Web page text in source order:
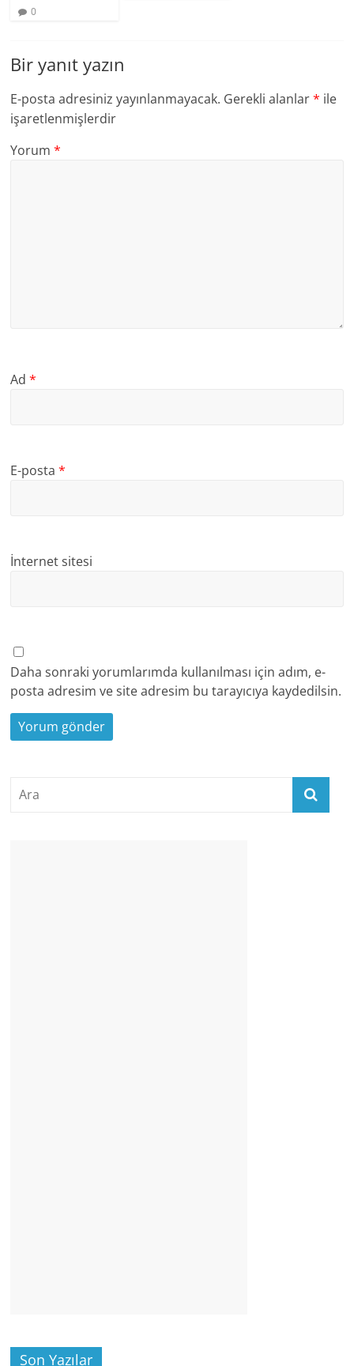
0
Bir yanıt yazın
E-posta adresiniz yayınlanmayacak. Gerekli alanlar* ile
işaretlenmişlerdir
Yorum*
Ad*
E-posta*
İnternet sitesi
Daha sonraki yorumlarımda kullanılması için adım, e-
posta adresim ve site adresim bu tarayıcıya kaydedilsin.
Son Yazılar